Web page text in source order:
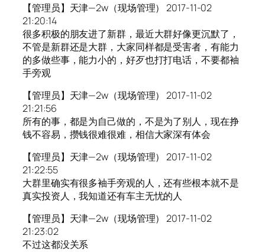
【管理员】天津—2w（现场管理） 2017-11-02
21:20:14
很多积极的朋友进了新群，最近大群好像更沉默了，
不管是新群还是大群，大家同样都是受害者，有能力
的多做些事，能力小的，好歹也打打电话，不要都袖
手旁观
【管理员】天津—2w（现场管理） 2017-11-02
21:21:56
所有的事，都是为自己做的，不是为了别人，现在挣
钱不容易，攒钱很难很难，相信大家深有体会
【管理员】天津—2w（现场管理） 2017-11-02
21:22:55
大群里确实有很多袖手旁观的人，还有些根本就不是
真实投资人，我知道还有车主无忧的人
【管理员】天津—2w（现场管理） 2017-11-02
21:23:02
不过这都没关系